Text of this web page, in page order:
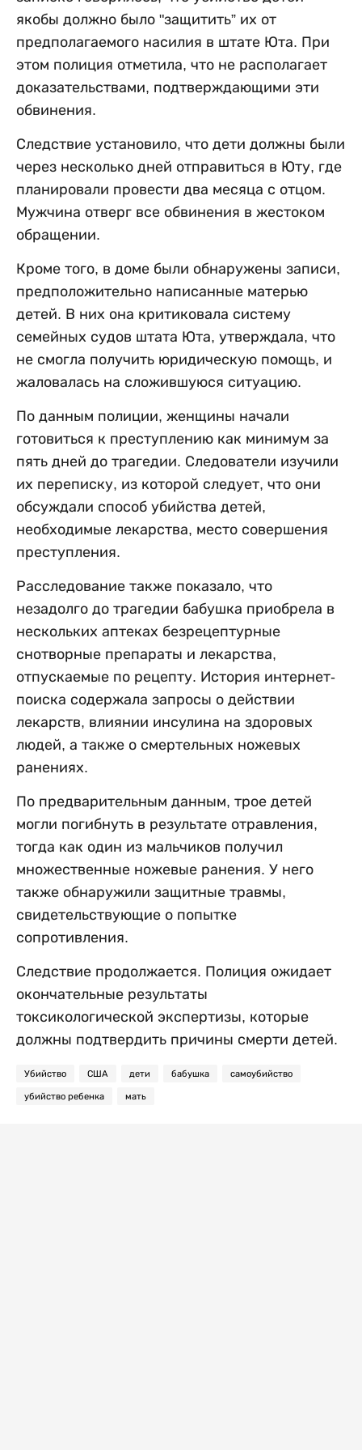
якобы должно было "защитить” их от
предполагаемого насилия в штате Юта. При
этом полиция отметила, что не располагает
доказательствами, подтверждающими эти
обвинения.
Следствие установило, что дети должны были
через несколько дней отправиться в Юту, где
планировали провести два месяца с отцом.
Мужчина отверг все обвинения в жестоком
обращении.
Кроме того, в доме были обнаружены записи,
предположительно написанные матерью
детей. В них она критиковала систему
семейных судов штата Юта, утверждала, что
не смогла получить юридическую помощь, и
жаловалась на сложившуюся ситуацию.
По данным полиции, женщины начали
готовиться к преступлению как минимум за
пять дней до трагедии. Следователи изучили
их переписку, из которой следует, что они
обсуждали способ убийства детей,
необходимые лекарства, место совершения
преступления.
Расследование также показало, что
незадолго до трагедии бабушка приобрела в
нескольких аптеках безрецептурные
снотворные препараты и лекарства,
отпускаемые по рецепту. История интернет-
поиска содержала запросы о действии
лекарств, влиянии инсулина на здоровых
людей, а также о смертельных ножевых
ранениях.
По предварительным данным, трое детей
могли погибнуть в результате отравления,
тогда как один из мальчиков получил
множественные ножевые ранения. У него
также обнаружили защитные травмы,
свидетельствующие о попытке
сопротивления.
Следствие продолжается. Полиция ожидает
окончательные результаты
токсикологической экспертизы, которые
должны подтвердить причины смерти детей.
Убийство США дети бабушка самоубийство
убийство ребенка мать